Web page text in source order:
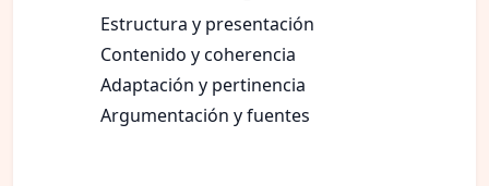
Estructura y presentación
Contenido y coherencia
Adaptación y pertinencia
Argumentación y fuentes